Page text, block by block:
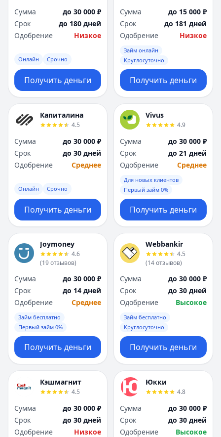
Сумма
до 30 000 ₽
Срок
до 180 дней
Одобрение
Низкое
Онлайн Срочно
Получить деньги
Сумма
до 15 000 ₽
Срок
до 181 дней
Одобрение
Низкое
Займ онлайн
Круглосуточно
Получить деньги
Капиталина
4.5
Сумма
до 30 000 ₽
Срок
до 30 дней
Одобрение
Среднее
Онлайн Срочно
Получить деньги
Vivus
4.9
Сумма
до 30 000 ₽
Срок
до 21 дней
Одобрение
Среднее
Для новых клиентов
Первый займ 0%
Получить деньги
Joymoney
4.6
(19отзывов)
Сумма
до 30 000 ₽
Срок
до 14 дней
Одобрение
Среднее
Займ бесплатно
Первый займ 0%
Получить деньги
Webbankir
4.5
(14отзывов)
Сумма
до 30 000 ₽
Срок
до 30 дней
Одобрение
Высокое
Займ бесплатно
Круглосуточно
Получить деньги
Кэшмагнит
4.5
Сумма
до 30 000 ₽
Срок
до 30 дней
Одобрение
Низкое
Юкки
4.8
Сумма
до 30 000 ₽
Срок
до 30 дней
Одобрение
Высокое